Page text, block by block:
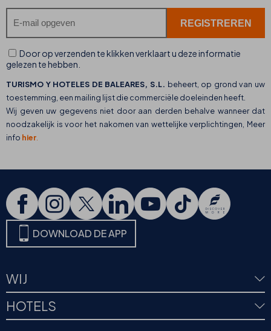
Door op verzenden te klikken verklaart u deze informatie
gelezen te hebben.
TURISMO Y HOTELES DE BALEARES, S.L. beheert, op grond van uw
toestemming, een mailing lijst die commerciële doeleinden heeft.
Wij geven uw gegevens niet door aan derden behalve wanneer dat
noodzakelijk is voor het nakomen van wettelijke verplichtingen, Meer
info hier
DOWNLOAD DE APP
WIJ
HOTELS